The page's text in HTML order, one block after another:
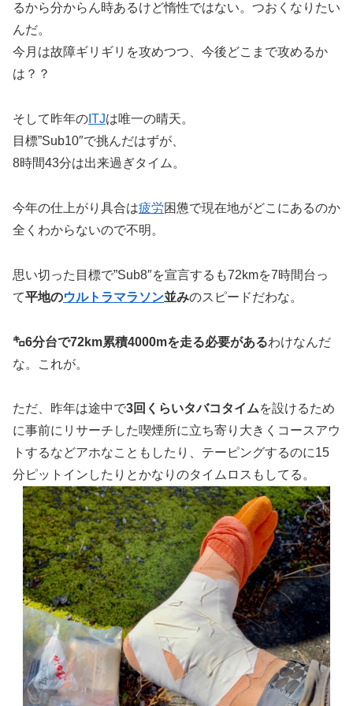
るから分からん時あるけど惰性ではない。つおくなりたい
んだ。
今月は故障ギリギリを攻めつつ、今後どこまで攻めるか
は？？
そして昨年の ITJは唯一の晴天。
目標”Sub10″で挑んだはずが、
8時間43分は出来過ぎタイム。
今年の仕上がり具合は疲労困憊で現在地がどこにあるのか
全くわからないので不明。
思い切った目標で”Sub8″を宣言するも72kmを7時間台っ
て平地のウルトラマラソン並みのスピードだわな。
㌔6分台で72km累積4000mを走る必要があるわけなんだ
な。これが。
ただ、昨年は途中で3回くらいタバコタイムを設けるため
に事前にリサーチした喫煙所に立ち寄り大きくコースアウ
トするなどアホなこともしたり、テーピングするのに15
分ピットインしたりとかなりのタイムロスもしてる。